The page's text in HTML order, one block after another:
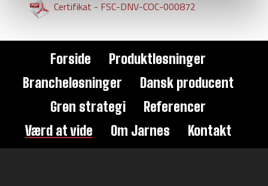
Certifikat - FSC-DNV-COC-000872
Forside
Produktløsninger
Brancheløsninger
Dansk producent
Grøn strategi
Referencer
Værd at vide
Om Jarnes Kontakt